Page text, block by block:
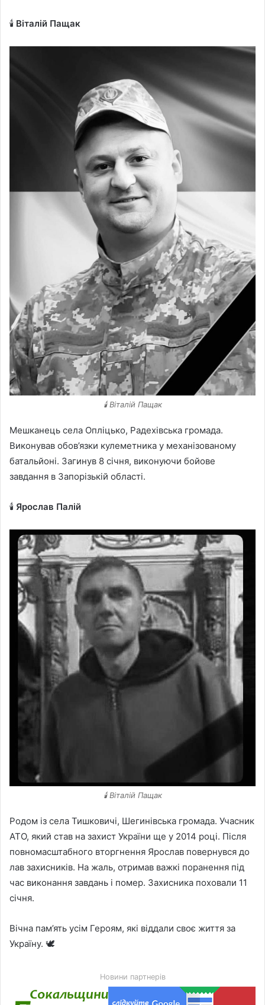
🕯️ Віталій Пащак
🕯️ Віталій Пащак
Мешканець села Опліцько, Радехівська громада.
Виконував обов’язки кулеметника у механізованому
батальйоні. Загинув 8 січня, виконуючи бойове
завдання в Запорізькій області.
🕯️ Ярослав Палій
🕯️ Віталій Пащак
Родом із села Тишковичі, Шегинівська громада. Учасник
АТО, який став на захист України ще у 2014 році. Після
повномасштабного вторгнення Ярослав повернувся до
лав захисників. На жаль, отримав важкі поранення під
час виконання завдань і помер. Захисника поховали 11
січня.
Вічна пам’ять усім Героям, які віддали своє життя за
Україну. 🕊️
Новини партнерів